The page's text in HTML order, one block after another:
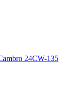
24CW-135